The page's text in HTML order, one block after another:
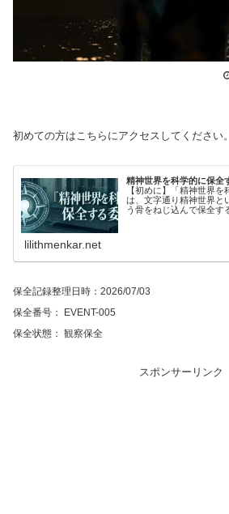
初めての方はこちらにアクセスしてください。
精神世界を科学的に保全
【初めに】「精神世界
は、文字通り精神世界と
う骨をねじ込んで保全す
lilithmenkar.net
保全記録整理日時：2026/07/03
保全番号： EVENT-005
保全状態： 観察保全
スポンサーリンク